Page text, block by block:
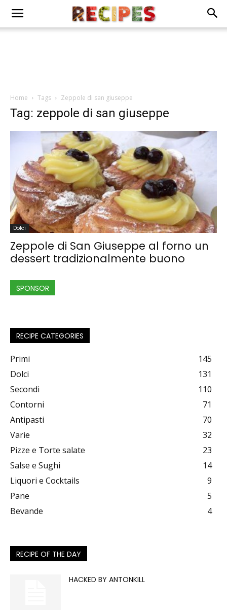
Home Tags Zeppole di san giuseppe
Tag: zeppole di san giuseppe
Dolci
Zeppole di San Giuseppe al forno un
dessert tradizionalmente buono
SPONSOR
RECIPE CATEGORIES
Primi
145
Dolci
131
Secondi
110
Contorni
71
Antipasti
70
Varie
32
Pizze e Torte salate
23
Salse e Sughi
14
Liquori e Cocktails
9
Pane
5
Bevande
4
RECIPE OF THE DAY
HACKED BY ANTONKILL